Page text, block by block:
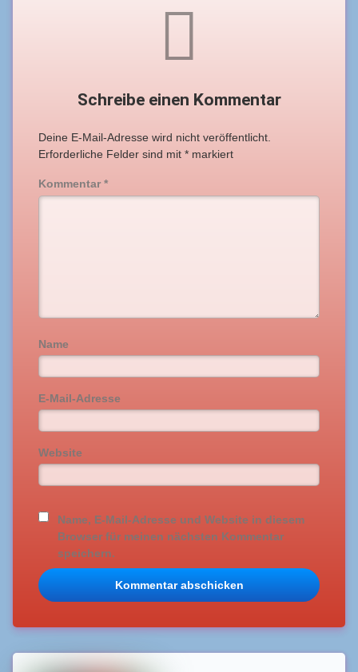
Schreibe einen Kommentar
Deine E-Mail-Adresse wird nicht veröffentlicht.
Erforderliche Felder sind mit * markiert
Kommentar *
Name
E-Mail-Adresse
Website
Name, E-Mail-Adresse und Website in diesem
Browser für meinen nächsten Kommentar
speichern.